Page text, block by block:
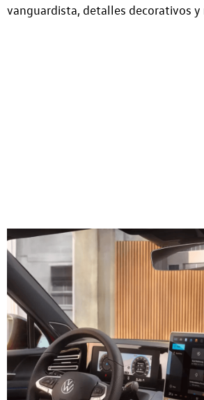
vanguardista, detalles decorativos